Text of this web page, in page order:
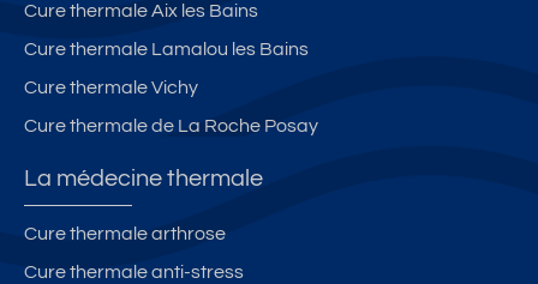
Cure thermale Aix les Bains
Cure thermale Lamalou les Bains
Cure thermale Vichy
Cure thermale de La Roche Posay
La médecine thermale
Cure thermale arthrose
Cure thermale anti-stress